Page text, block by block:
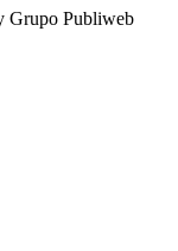
Grupo Publiweb